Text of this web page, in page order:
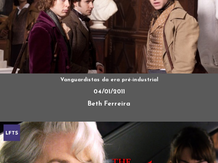
Vanguardistas da era pré-industrial
04/01/2011
Beth Ferreira